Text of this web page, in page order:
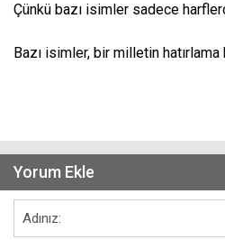
Çünkü bazı isimler sadece
Bazı isimler, bir milletin hatırlama
Yorum Ekle